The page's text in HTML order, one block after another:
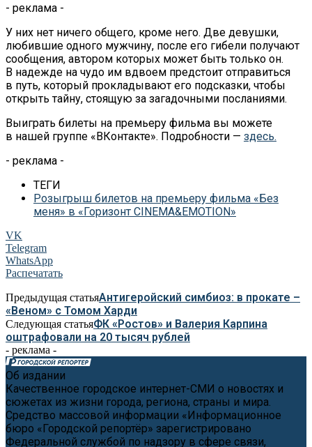
- реклама -
У них нет ничего общего, кроме него. Две девушки,
любившие одного мужчину, после его гибели получают
сообщения, автором которых может быть только он.
В надежде на чудо им вдвоем предстоит отправиться
в путь, который прокладывают его подсказки, чтобы
открыть тайну, стоящую за загадочными посланиями.
Выиграть билеты на премьеру фильма вы можете
в нашей группе «ВКонтакте». Подробности — здесь.
- реклама -
ТЕГИ
Розыгрыш билетов на премьеру фильма «Без
меня» в «Горизонт CINEMA&EMOTION»
VK
Telegram
WhatsApp
Распечатать
Предыдущая статьяАнтигеройский симбиоз: в прокате –
«Веном» с Томом Харди
Следующая статьяФК «Ростов» и Валерия Карпина
оштрафовали на 20 тысяч рублей
- реклама -
Об издании
Качественное городское интернет-СМИ о новостях и
сюжетах из жизни города, региона, страны и мира.
Средство массовой информации «Информационное
бюро «Городской репортёр» зарегистрировано
Федеральной службой по надзору в сфере связи,